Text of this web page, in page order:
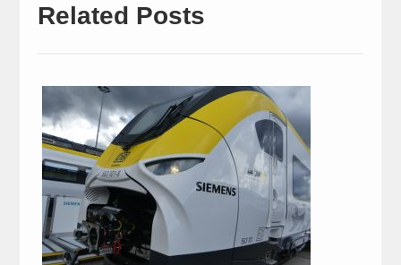
Related Posts